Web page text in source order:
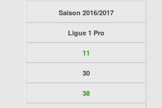
Saison 2016/2017
Ligue 1 Pro
11
30
38